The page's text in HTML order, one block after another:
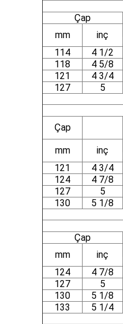
Çap
mm inç
114
4 1/2
118
4 5/8
121
4 3/4
127
5
Çap
mm inç
121
4 3/4
124
4 7/8
127
5
130
5 1/8
Çap
mm inç
124
4 7/8
127
5
130
5 1/8
133
5 1/4